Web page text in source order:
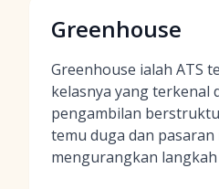
Greenhouse
Greenhouse ialah ATS
kelasnya yang terkenal
pengambilan
temu duga dan
mengurangkan langkah